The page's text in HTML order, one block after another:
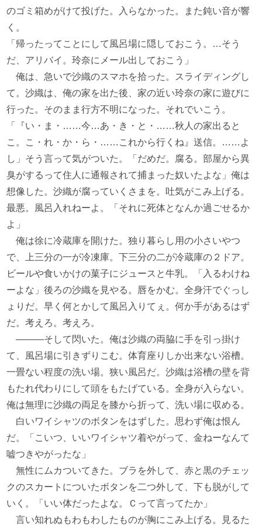
のゴミ箱めがけて投げた。入らなかった。また鈍い音が響
く。
「帰ったってことにして風呂場に隠しておこう。…そう
だ、アリバイ。玲奈にメール出しておこう」
俺は、急いで沙織のスマホを拾った。スライディングし
て。沙織は、俺の家を出た後、家の近い玲奈の家に遊びに
行った。そのまま行方不明になった。それでいこう。
「『い・ま・……今…あ・き・と・……秋人の家出ると
こ。こ・れ・か・ら・……これから行くね』送信。……よ
し」そう言って気がついた。「だめだ。腐る。部屋から異
臭がするって住人に通報されて捕まった奴いたよな」俺は
想像した。沙織が腐っていくさまを。吐気がこみ上げる。
最悪。風呂入れねーよ。「それに死体となんか過ごせるか
よ」
俺は徐に冷蔵庫を開けた。独り暮らし用の小さいやつ
で、上三分の一が冷凍庫。下三分の二が冷蔵庫の２ドア。
ビールや食いかけの菓子にジュースと牛乳。「入るわけね
ーよな」後ろの沙織を見やる。唇をかむ。全身汗でぐっし
ょりだ。早く何とかして風呂入りてぇ。何か手があるはず
だ。考えろ。考えろ。
―――そして閃いた。俺は沙織の両脇に手を引っ掛け
て、風呂場に引きずりこむ。体育座りしか出来ない浴槽。
一畳ない程度の洗い場。狭い風呂だ。沙織は浴槽の壁を背
もたれ代わりにして頭をもたげている。全身が入らない。
俺は無理に沙織の両足を膝から折って、洗い場に収める。
白いワイシャツのボタンをはずした。思わず俺は恨ん
だ。「こいつ、いいワイシャツ着やがって、金ねーなんて
嘘つきやがったな」
無性にムカついてきた。ブラを外して、赤と黒のチェッ
クのスカートについたボタンを二つ外して、下も脱がして
いく。「いい体だったよな。Ｃって言ってたか」
言い知れぬもわもわしたものが胸にこみ上げる。見るた